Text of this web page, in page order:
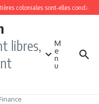
coloniales sont‑elles
libres,
M
e
n
u
Finance